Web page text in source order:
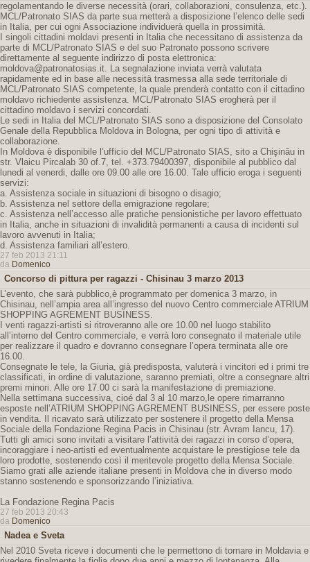
regolamentando le diverse necessità (orari, collaborazioni, consulenza, etc.).
MCL/Patronato SIAS da parte sua metterà a disposizione l’elenco delle sedi
in Italia, per cui ogni Associazione individuerà quella in prossimità.
I singoli cittadini moldavi presenti in Italia che necessitano di assistenza da
parte di MCL/Patronato SIAS e del suo Patronato possono scrivere
direttamente al seguente indirizzo di posta elettronica:
moldova@patronatosias.it. La segnalazione inviata verrà valutata
rapidamente ed in base alle necessità trasmessa alla sede territoriale di
MCL/Patronato SIAS competente, la quale prenderà contatto con il cittadino
moldavo richiedente assistenza. MCL/Patronato SIAS erogherà per il
cittadino moldavo i servizi concordati.
Le sedi in Italia del MCL/Patronato SIAS sono a disposizione del Consolato
Genale della Repubblica Moldova in Bologna, per ogni tipo di attività e
collaborazione.
In Moldova è disponibile l’ufficio del MCL/Patronato SIAS, sito a Chişinău in
str. Vlaicu Pircalab 30 of.7, tel. +373.79400397, disponibile al pubblico dal
lunedi al venerdi, dalle ore 09.00 alle ore 16.00. Tale ufficio eroga i seguenti
servizi:
a. Assistenza sociale in situazioni di bisogno o disagio;
b. Assistenza nel settore della emigrazione regolare;
c. Assistenza nell’accesso alle pratiche pensionistiche per lavoro effettuato
in Italia, anche in situazioni di invalidità permanenti a causa di incidenti sul
lavoro avvenuti in Italia;
d. Assistenza familiari all’estero.
27 feb 2013 21:11
da Domenico
Concorso di pittura per ragazzi - Chisinau 3 marzo 2013
L’evento, che sarà pubblico,è programmato per domenica 3 marzo, in
Chisinau, nell’ampia area all’ingresso del nuovo Centro commerciale ATRIUM
SHOPPING AGREMENT BUSINESS.
I venti ragazzi-artisti si ritroveranno alle ore 10.00 nel luogo stabilito
all’interno del Centro commerciale, e verrà loro consegnato il materiale utile
per realizzare il quadro e dovranno consegnare l’opera terminata alle ore
16.00.
Consegnate le tele, la Giuria, già predisposta, valuterà i vincitori ed i primi tre
classificati, in ordine di valutazione, saranno premiati, oltre a consegnare altri
premi minori. Alle ore 17.00 ci sarà la manifestazione di premiazione.
Nella settimana successiva, cioé dal 3 al 10 marzo,le opere rimarranno
esposte nell’ATRIUM SHOPPING AGREMENT BUSINESS, per essere poste
in vendita. Il ricavato sarà utilizzato per sostenere il progetto della Mensa
Sociale della Fondazione Regina Pacis in Chisinau (str. Avram Iancu, 17).
Tutti gli amici sono invitati a visitare l’attività dei ragazzi in corso d’opera,
incoraggiare i neo-artisti ed eventualmente acquistare le prestigiose tele da
loro prodotte, sostenendo così il meritevole progetto della Mensa Sociale.
Siamo grati alle aziende italiane presenti in Moldova che in diverso modo
stanno sostenendo e sponsorizzando l’iniziativa.
La Fondazione Regina Pacis
27 feb 2013 20:43
da Domenico
Nadea e Sveta
Nel 2010 Sveta riceve i documenti che le permettono di tornare in Moldavia e